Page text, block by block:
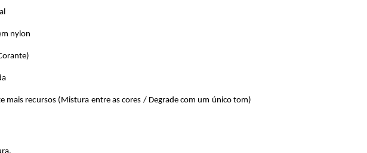
nylon
mais recursos (Mistura entre as cores / Degrade com um único tom)